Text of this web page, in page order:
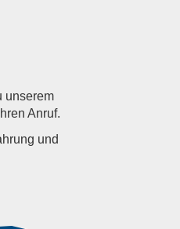
unserem
Anruf.
und